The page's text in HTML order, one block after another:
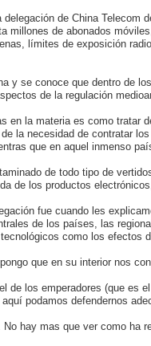
de China Telecom
millones de abonados
límites de exposición
y se conoce que dentro de
de la regulación
en la materia es como tratar
la necesidad de contratar
que en aquel inmenso
de todo tipo de
de los productos
fue cuando les
de los países, las
como los efectos
que en su interior nos
de los emperadores (que es
podamos defendernos
hay mas que ver como ha